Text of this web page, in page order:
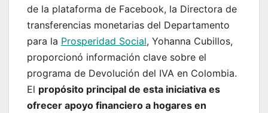
de la plataforma de Facebook, la Directora de
transferencias monetarias del Departamento
para la Prosperidad Social, Yohanna Cubillos,
proporcionó información clave sobre el
programa de Devolución del IVA en Colombia.
El propósito principal de esta iniciativa es
ofrecer apoyo financiero a hogares en